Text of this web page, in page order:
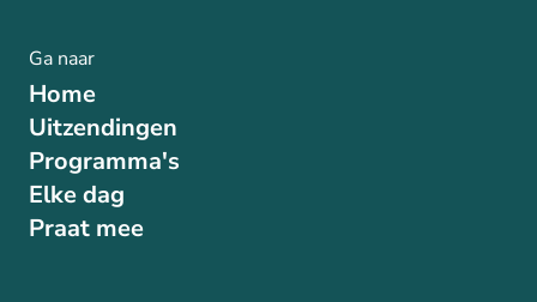
Ga naar
Home
Uitzendingen
Programma's
Elke dag
Praat mee